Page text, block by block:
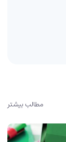
مطالب بیشتر